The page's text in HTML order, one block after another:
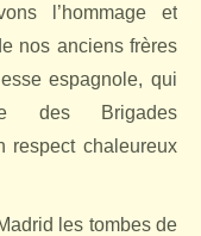
l’hommage et
nos anciens frères
espagnole, qui
des Brigades
respect chaleureux
les tombes de